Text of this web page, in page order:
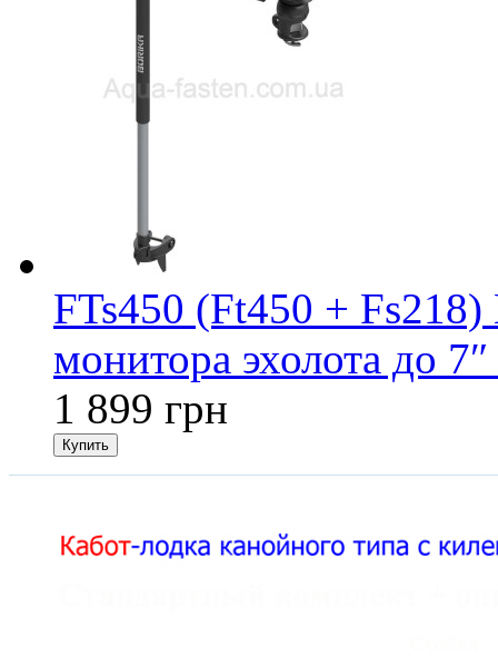
FTs450 (Ft450 + Fs218)
монитора эхолота до
1 899 грн